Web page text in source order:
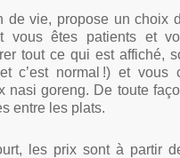
de vie, propose un choix
vous êtes patients et
tout ce qui est affiché,
c’est normal !) et vous
nasi goreng. De toute
entre les plats.
les prix sont à partir